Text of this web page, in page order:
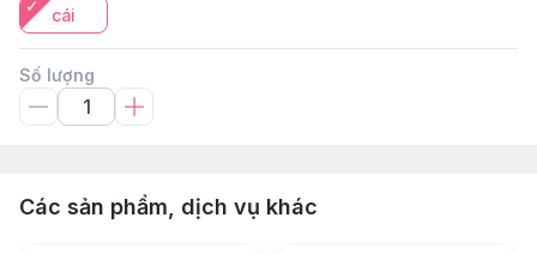
cái
Số lượng
Các sản phẩm, dịch vụ khác